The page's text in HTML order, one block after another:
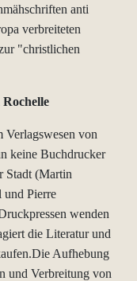
anti
verbreiteten
"christlichen
Verlagswesen von
keine Buchdrucker
Stadt (Martin
und Pierre
wenden
die Literatur und
Aufhebung
und Verbreitung von